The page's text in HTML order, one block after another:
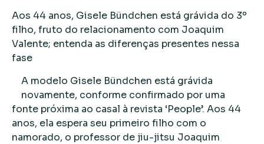
Aos 44 anos, Gisele Bündchen está grávida do 3º
filho, fruto do relacionamento com Joaquim
Valente; entenda as diferenças presentes nessa
fase
A modelo Gisele Bündchen está grávida
novamente, conforme confirmado por uma
fonte próxima ao casal à revista ‘People’. Aos 44
anos, ela espera seu primeiro filho com o
namorado, o professor de jiu-jitsu Joaquim